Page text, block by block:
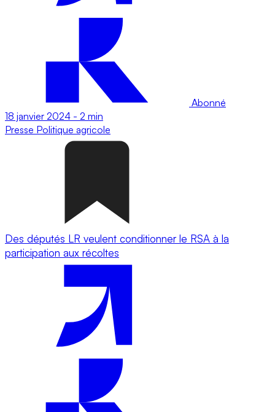
Abonné
18 janvier 2024 - 2 min
Presse Politique agricole
Des députés LR veulent conditionner le RSA à la
participation aux récoltes